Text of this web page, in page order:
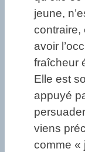
jeune,
contraire,
avoir
fraîcheur
Elle est
appuyé
viens
comme «